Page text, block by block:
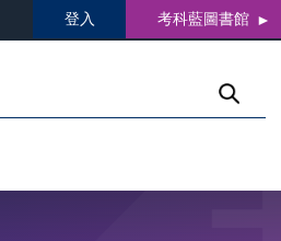
登入 考科藍圖書館